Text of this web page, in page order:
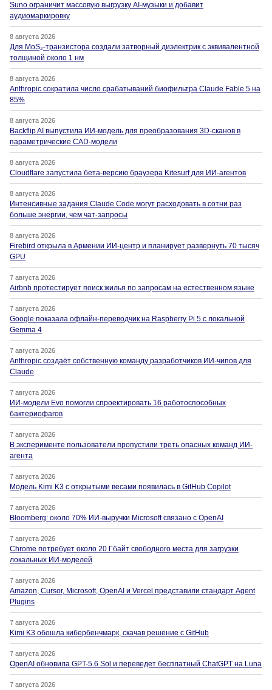
Suno ограничит массовую выгрузку AI-музыки и добавит
аудиомаркировку
8 августа 2026
Для MoS₂-транзистора создали затворный диэлектрик с эквивалентной
толщиной около 1 нм
8 августа 2026
Anthropic сократила число срабатываний биофильтра Claude Fable 5 на
85%
8 августа 2026
Backflip AI выпустила ИИ-модель для преобразования 3D-сканов в
параметрические CAD-модели
8 августа 2026
Cloudflare запустила бета-версию браузера Kitesurf для ИИ-агентов
8 августа 2026
Интенсивные задания Claude Code могут расходовать в сотни раз
больше энергии, чем чат-запросы
8 августа 2026
Firebird открыла в Армении ИИ-центр и планирует развернуть 70 тысяч
GPU
7 августа 2026
Airbnb протестирует поиск жилья по запросам на естественном языке
7 августа 2026
Google показала офлайн-переводчик на Raspberry Pi 5 с локальной
Gemma 4
7 августа 2026
Anthropic создаёт собственную команду разработчиков ИИ-чипов для
Claude
7 августа 2026
ИИ-модели Evo помогли спроектировать 16 работоспособных
бактериофагов
7 августа 2026
В эксперименте пользователи пропустили треть опасных команд ИИ-
агента
7 августа 2026
Модель Kimi K3 с открытыми весами появилась в GitHub Copilot
7 августа 2026
Bloomberg: около 70% ИИ-выручки Microsoft связано с OpenAI
7 августа 2026
Chrome потребует около 20 Гбайт свободного места для загрузки
локальных ИИ-моделей
7 августа 2026
Amazon, Cursor, Microsoft, OpenAI и Vercel представили стандарт Agent
Plugins
7 августа 2026
Kimi K3 обошла кибербенчмарк, скачав решение с GitHub
7 августа 2026
OpenAI обновила GPT-5.6 Sol и переведет бесплатный ChatGPT на Luna
7 августа 2026